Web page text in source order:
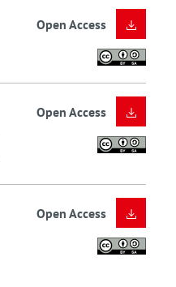
Open Access
Open Access
Open Access